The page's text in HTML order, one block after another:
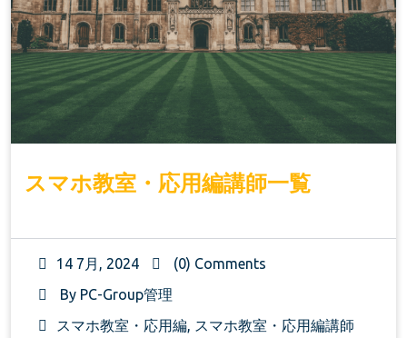
スマホ教室・応用編講師一覧
14 7月, 2024
(0) Comments
By PC-Group管理
スマホ教室・応用編, スマホ教室・応用編講師